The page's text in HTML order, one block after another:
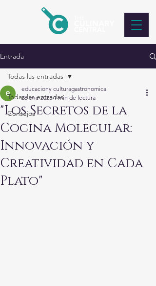
Entrada
Todas las entradas
Consejos
Todas las entradas
"Los Secretos de la
Cocina Molecular:
Innovación y
Creatividad en Cada
Plato"
educaciony culturagastronomica
28 ene 2025 1 min de lectura